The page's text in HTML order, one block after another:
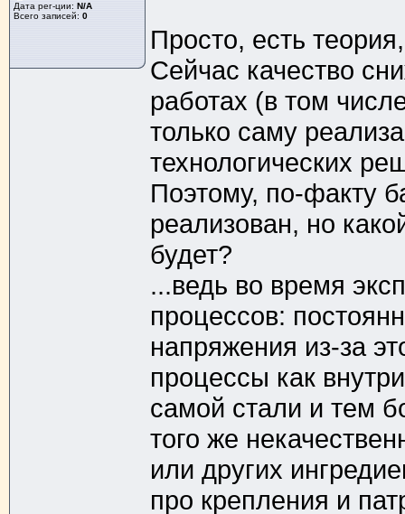
Дата рег-ции: N/A
Всего записей: 0
Просто, есть
Сейчас качество
работах (в том
только саму
технологических
Поэтому, по-факту
реализован, но
будет?
...ведь во время
процессов:
напряжения из-за
процессы как
самой стали и тем
того же
или других
про крепления и